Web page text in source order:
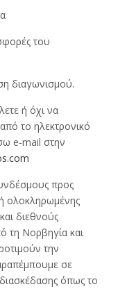
του
διαγωνισμού.
ή όχι να
το ηλεκτρονικό
e-mail στην
προς
ολοκληρωμένης
διεθνούς
τη Νορβηγία και
την
σε
όπως το